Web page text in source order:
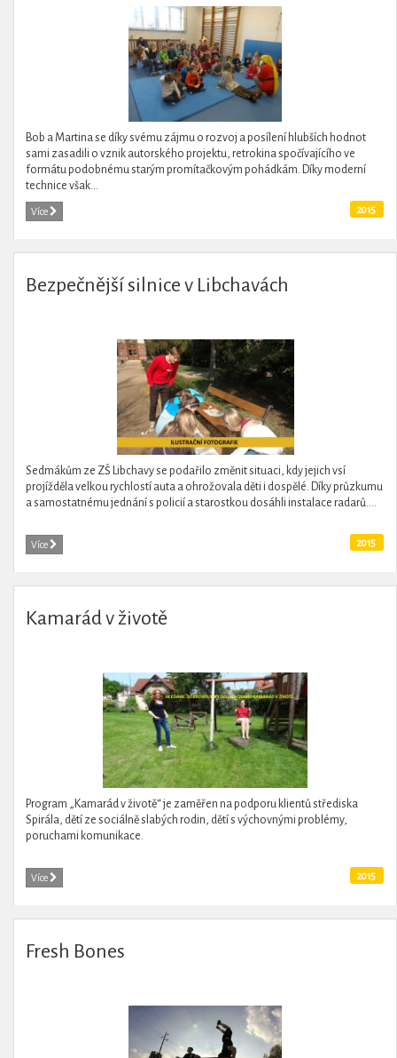
Bob a Martina se díky svému zájmu o rozvoj a posílení hlubších hodnot
sami zasadili o vznik autorského projektu, retrokina spočívajícího ve
formátu podobnému starým promítačkovým pohádkám. Díky moderní
technice však...
Více 2015
Bezpečnější silnice v Libchavách
Sedmákům ze ZŠ Libchavy se podařilo změnit situaci, kdy jejich vsí
projížděla velkou rychlostí auta a ohrožovala děti i dospělé. Díky průzkumu
a samostatnému jednání s policií a starostkou dosáhli instalace radarů....
Více 2015
Kamarád v životě
Program „Kamarád v životě“ je zaměřen na podporu klientů střediska
Spirála, dětí ze sociálně slabých rodin, dětí s výchovnými problémy,
poruchami komunikace.
Více 2015
Fresh Bones